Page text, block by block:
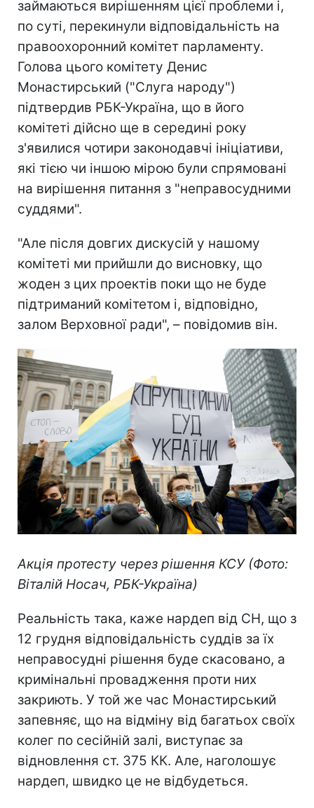
займаються вирішенням цієї проблеми і,
по суті, перекинули відповідальність на
правоохоронний комітет парламенту.
Голова цього комітету Денис
Монастирський ("Слуга народу")
підтвердив РБК-Україна, що в його
комітеті дійсно ще в середині року
з'явилися чотири законодавчі ініціативи,
які тією чи іншою мірою були спрямовані
на вирішення питання з "неправосудними
суддями".
"Але після довгих дискусій у нашому
комітеті ми прийшли до висновку, що
жоден з цих проектів поки що не буде
підтриманий комітетом і, відповідно,
залом Верховної ради", – повідомив він.
Акція протесту через рішення КСУ (Фото:
Віталій Носач, РБК-Україна)
Реальність така, каже нардеп від СН, що з
12 грудня відповідальність суддів за їх
неправосудні рішення буде скасовано, а
кримінальні провадження проти них
закриють. У той же час Монастирський
запевняє, що на відміну від багатьох своїх
колег по сесійній залі, виступає за
відновлення ст. 375 КК. Але, наголошує
нардеп, швидко це не відбудеться.